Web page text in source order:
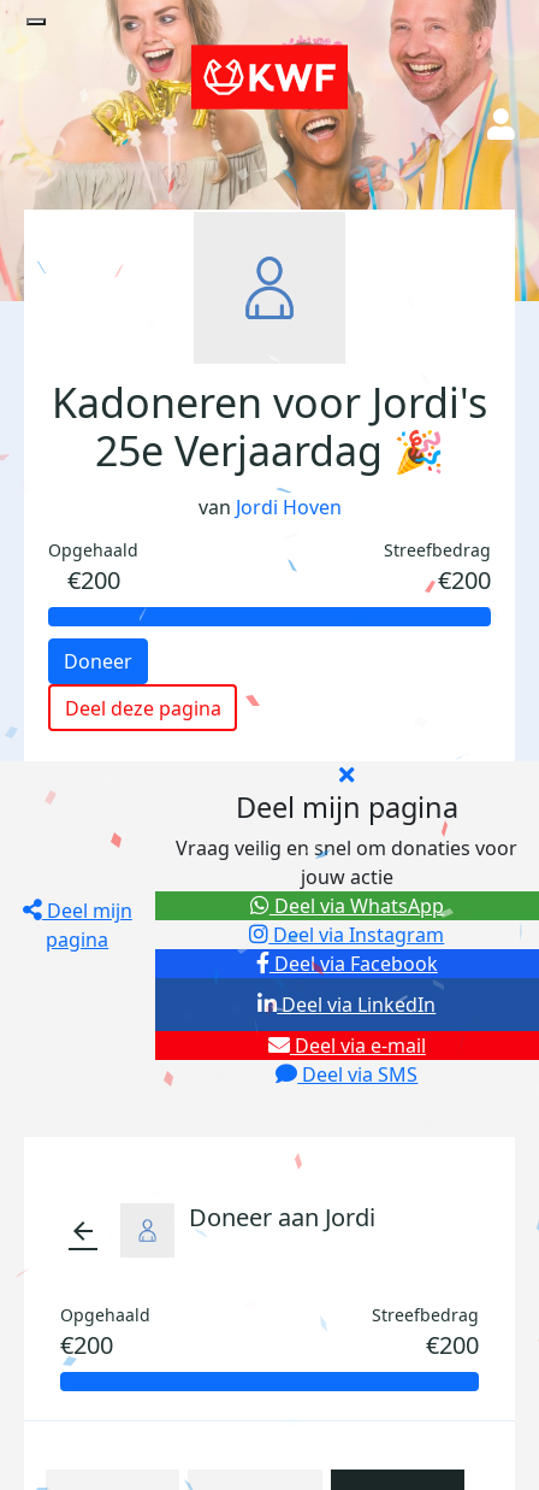
Kadoneren voor Jordi's
25e Verjaardag 🎉
van Jordi Hoven
Opgehaald
€200
Streefbedrag
€200
Doneer
Deel deze pagina
Deel mijn
pagina
Deel mijn pagina
Vraag veilig en snel om donaties voor
jouw actie
Deel via Facebook
Deel via Instagram
Deel via e-mail
Deel via SMS
Deel via LinkedIn
Deel via WhatsApp
arrow_back Doneer aan Jordi
Opgehaald
€200
Streefbedrag
€200